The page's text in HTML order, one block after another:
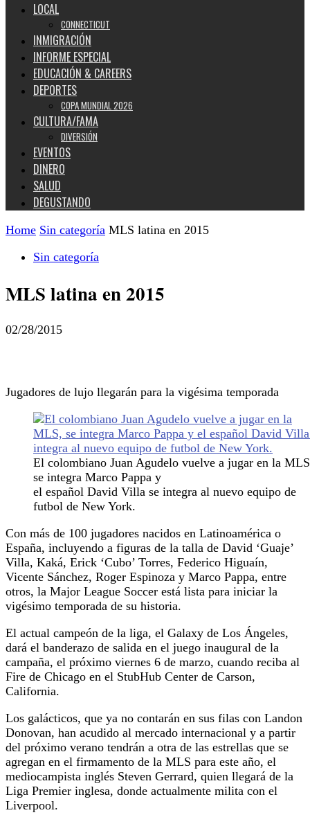
LOCAL
CONNECTICUT
INMIGRACIÓN
INFORME ESPECIAL
EDUCACIÓN & CAREERS
DEPORTES
COPA MUNDIAL 2026
CULTURA/FAMA
DIVERSIÓN
EVENTOS
DINERO
SALUD
DEGUSTANDO
Home Sin categoría MLS latina en 2015
Sin categoría
MLS latina en 2015
02/28/2015
Jugadores de lujo llegarán para la vigésima temporada
El colombiano Juan Agudelo vuelve a jugar en la
se integra Marco Pappa y
el español David Villa se integra al nuevo equipo de
futbol de New York.
Con más de 100 jugadores nacidos en Latinoamérica o
España, incluyendo a figuras de la talla de David ‘Guaje’
Villa, Kaká, Erick ‘Cubo’ Torres, Federico Higuaín,
Vicente Sánchez, Roger Espinoza y Marco Pappa, entre
otros, la Major League Soccer está lista para iniciar la
vigésimo temporada de su historia.
El actual campeón de la liga, el Galaxy de Los Ángeles,
dará el banderazo de salida en el juego inaugural de la
campaña, el próximo viernes 6 de marzo, cuando reciba al
Fire de Chicago en el StubHub Center de Carson,
California.
Los galácticos, que ya no contarán en sus filas con Landon
Donovan, han acudido al mercado internacional y a partir
del próximo verano tendrán a otra de las estrellas que se
agregan en el firmamento de la MLS para este año, el
mediocampista inglés Steven Gerrard, quien llegará de la
Liga Premier inglesa, donde actualmente milita con el
Liverpool.